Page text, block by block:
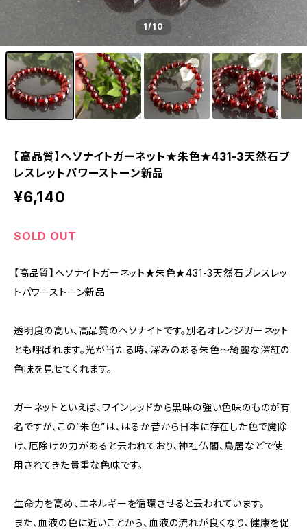
1/10
【高品質】ヘソナイトガーネット★朱色★431-3天然石ブ
レスレットパワーストーン新品
¥6,140
SOLD OUT
【高品質】ヘソナイトガーネット★朱色★431-3天然石ブレスレッ
トパワーストーン新品
透明度の高い、高品質のヘソナイトです。別名オレンジガーネット
とも呼ばれます。光が当たる時、深みのある朱色〜綺麗な深紅の
色味を見せてくれます。
ガーネットといえば、ワインレッドから黒味の強い色味のものが有
名ですが、この”朱色”は、はるか昔から日本に存在した色で魔除
け、厄除けの力があると云われており、神社仏閣、鳥居などで使
用されてきた貴重な色味です。
生命力を高め、エネルギーを循環させると云われています。
また、血液の色に近いことから、血液の流れが良くなり、健康を促